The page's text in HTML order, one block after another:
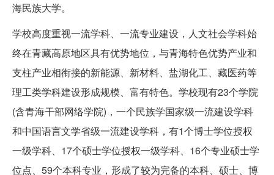
海民族大学。
学校高度重视一流学科、一流专业建设，人文社会学科始
终在青藏高原地区具有优势地位，与青海特色优势产业和
支柱产业相衔接的新能源、新材料、盐湖化工、藏医药等
理工类学科建设形成规模、富有特色。学校现有23个学院
(含青海干部网络学院)，一个民族学国家级一流建设学科
和中国语言文学省级一流建设学科，有1个博士学位授权
一级学科、17个硕士学位授权一级学科、16个专业硕士学
位点、59个本科专业，形成了较为完备的本科、硕士、博